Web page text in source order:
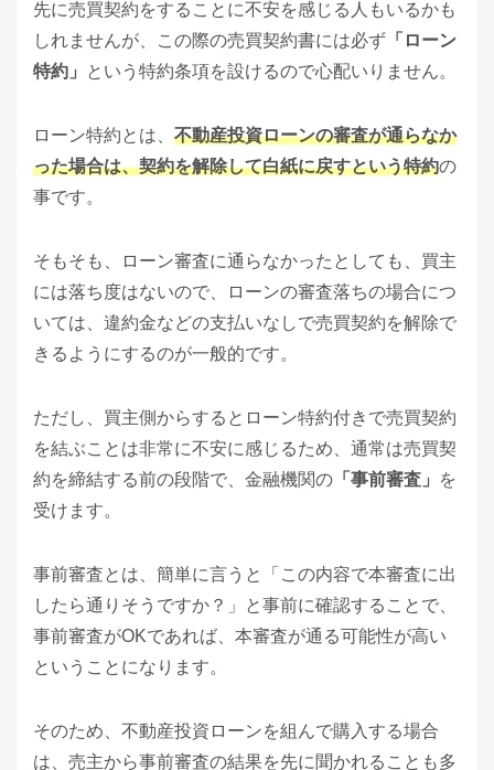
先に売買契約をすることに不安を感じる人もいるかも
しれませんが、この際の売買契約書には必ず 「ローン
特約」
という特約条項を設けるので心配いりません。
ローン特約とは、 不動産投資ローンの審査が通らなか
った場合は、契約を解除して白紙に戻すという特約の
事です。
そもそも、ローン審査に通らなかったとしても、買主
には落ち度はないので、ローンの審査落ちの場合につ
いては、違約金などの支払いなしで売買契約を解除で
きるようにするのが一般的です。
ただし、買主側からするとローン特約付きで売買契約
を結ぶことは非常に不安に感じるため、通常は売買契
約を締結する前の段階で、金融機関の 「事前審査」
を
受けます。
事前審査とは、簡単に言うと「この内容で本審査に出
したら通りそうですか？」と事前に確認することで、
事前審査がOKであれば、本審査が通る可能性が高い
ということになります。
そのため、不動産投資ローンを組んで購入する場合
は、売主から事前審査の結果を先に聞かれることも多